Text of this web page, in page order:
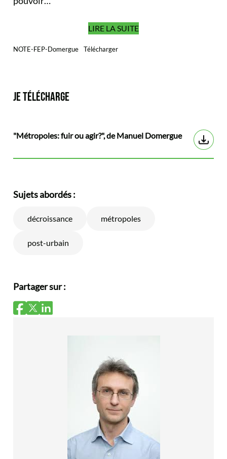
LIRE LA SUITE
NOTE-FEP-Domergue Télécharger
JE TÉLÉCHARGE
"Métropoles: fuir ou agir?", de Manuel Domergue
Sujets abordés :
décroissance métropoles
post-urbain
Partager sur :